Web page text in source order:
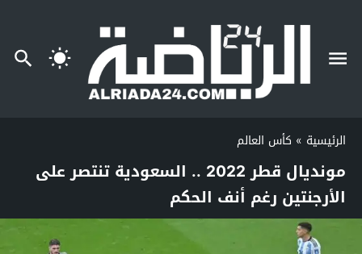
الرئيسية » كأس العالم
مونديال قطر 2022 .. السعودية تنتصر على
الأرجنتين رغم أنف الحكم